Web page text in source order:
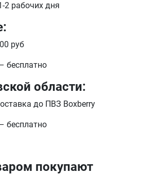
2 рабочих дня
руб
бесплатно
области:
до ПВЗ Boxberry
бесплатно
покупают
покупки
заказ